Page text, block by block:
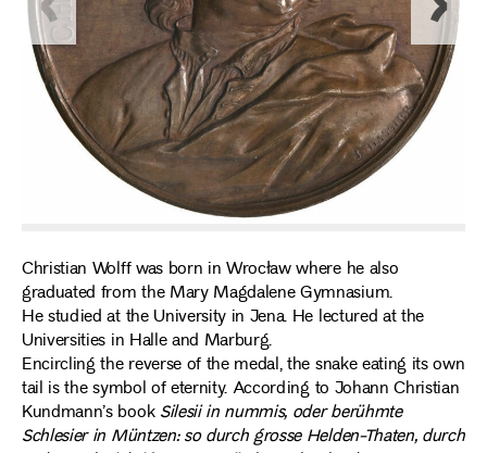
Christian Wolff was born in Wrocław where he also
graduated from the Mary Magdalene Gymnasium.
He studied at the University in Jena. He lectured at the
Universities in Halle and Marburg.
Encircling the reverse of the medal, the snake eating its own
tail is the symbol of eternity. According to Johann Christian
Kundmann’s bookSilesii in nummis, oder berühmte
Schlesier in Müntzen: so durch grosse Helden-Thaten, durch